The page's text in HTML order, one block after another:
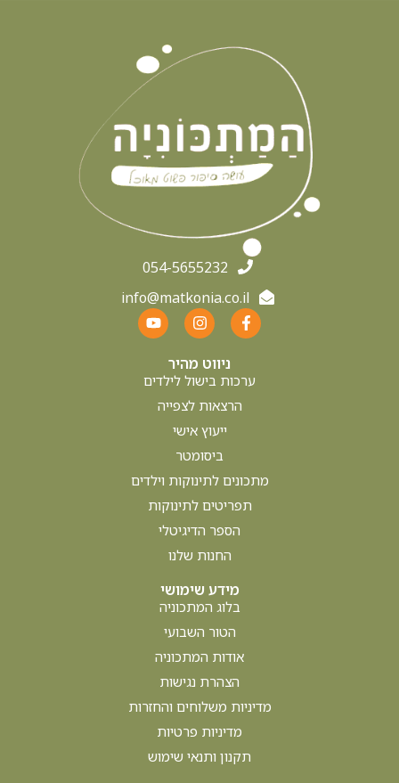
054-5655232
info@matkonia.co.il
ניווט מהיר
ערכות בישול לילדים
הרצאות לצפייה
ייעוץ אישי
ביסומטר
מתכונים לתינוקות וילדים
תפריטים לתינוקות
הספר הדיגיטלי
החנות שלנו
מידע שימושי
בלוג המתכוניה
הטור השבועי
אודות המתכוניה
הצהרת נגישות
מדיניות משלוחים והחזרות
מדיניות פרטיות
תקנון ותנאי שימוש